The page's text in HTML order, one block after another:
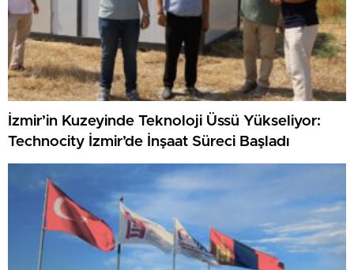
İzmir’in Kuzeyinde Teknoloji Üssü Yükseliyor:
Technocity İzmir’de İnşaat Süreci Başladı